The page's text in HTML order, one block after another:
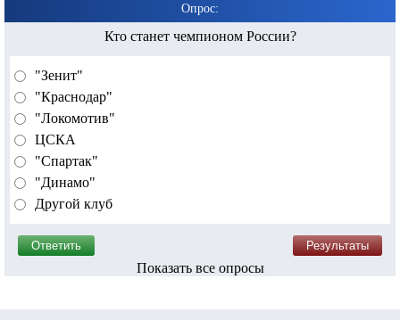
Опрос:
Кто станет чемпионом России?
"Зенит"
"Краснодар"
"Локомотив"
ЦСКА
"Спартак"
"Динамо"
Другой клуб
Показать все опросы